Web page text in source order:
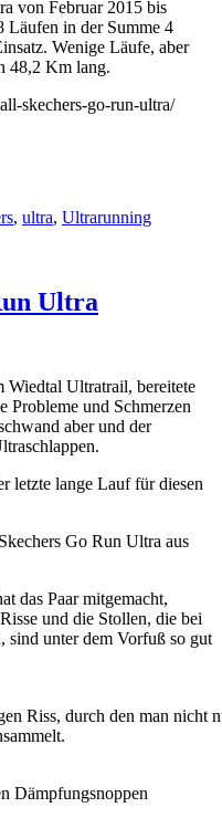
von Februar 2015 bis
Läufen in der Summe 4
Wenige Läufe, aber
48,2 Km lang.
skechers-go-run-ultra/
, ultra, Ultrarunning
Ultra
Wiedtal Ultratrail, bereitete
Probleme und Schmerzen
aber und der
letzte lange Lauf für diesen
Go Run Ultra aus
das Paar mitgemacht,
und die Stollen, die bei
sind unter dem Vorfuß so gut
Riss, durch den man
Dämpfungsnoppen